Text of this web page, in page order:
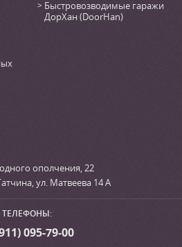
Быстровозводимые гаражи
ДорХан (DoorHan)
ополчения, 22
,ул. Матвеева 14 А
ТЕЛЕФОНЫ:
095-79-00